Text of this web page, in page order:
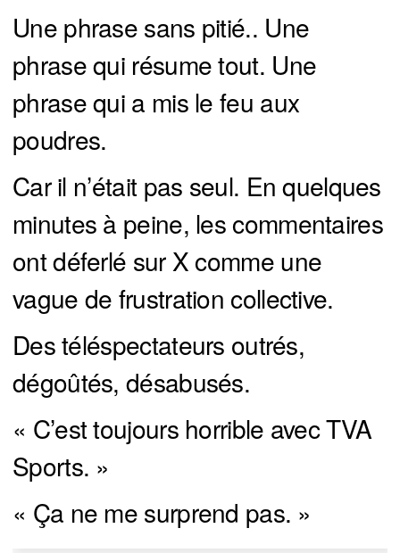
Une phrase sans pitié.. Une
phrase qui résume tout. Une
phrase qui a mis le feu aux
poudres.
Car il n’était pas seul. En quelques
minutes à peine, les commentaires
ont déferlé sur X comme une
vague de frustration collective.
Des téléspectateurs outrés,
dégoûtés, désabusés.
« C’est toujours horrible avec TVA
Sports. »
« Ça ne me surprend pas. »